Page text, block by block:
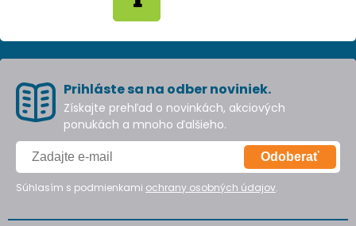
Prihláste sa na odber noviniek.
Získajte prehľad o novinkách, akciových
ponukách a mnoho ďalšieho.
Odoberať
Súhlasím s podmienkami ochrany osobných údajov.